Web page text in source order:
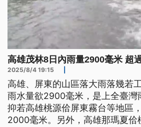
高雄茂林8日內雨量2900毫米 超
2025/8/4 19:15
高雄、屏東的山區落大雨落幾若
雨水量欲2900毫米，是上全臺灣
抑若高雄桃源佮屏東霧台等地區
2000毫米。另外，高雄那瑪夏佮